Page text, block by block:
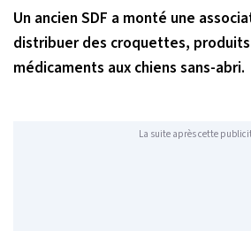
Un ancien SDF a monté une
distribuer des croquettes,
médicaments aux chiens sans-abri.
La suite après cette